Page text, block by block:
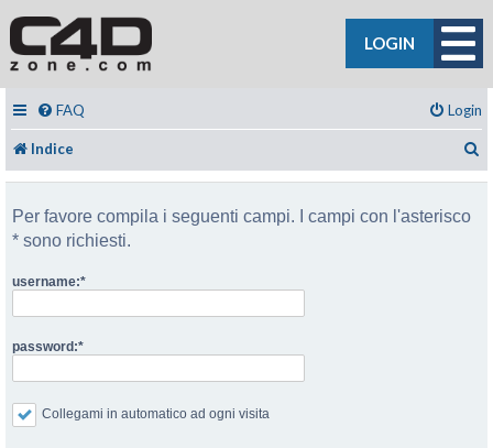
LOGIN
FAQ Login
Indice
Per favore compila i seguenti campi. I campi con l'asterisco
* sono richiesti.
username:
password:
Collegami in automatico ad ogni visita